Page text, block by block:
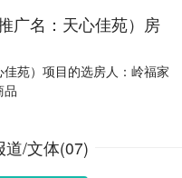
广名：天心佳苑）房
苑）项目的选房人：岭福家
品
道/文体(07)